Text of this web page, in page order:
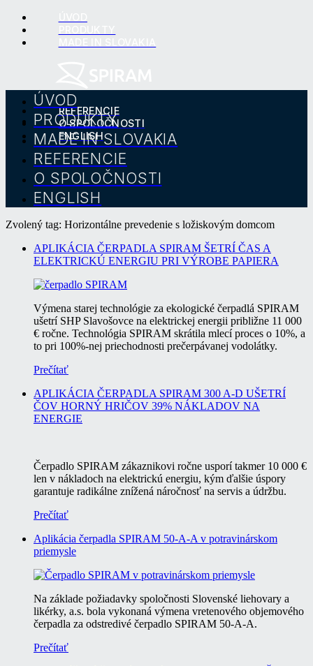
REFERENCIE
O SPOLOČNOSTI
ENGLISH
ÚVOD
PRODUKTY
MADE IN SLOVAKIA
REFERENCIE
O SPOLOČNOSTI
ENGLISH
Zvolený tag: Horizontálne prevedenie s ložiskovým domcom
APLIKÁCIA ČERPADLA SPIRAM ŠETRÍ ČAS A
ELEKTRICKÚ ENERGIU PRI VÝROBE PAPIERA
Výmena starej technológie za ekologické čerpadlá SPIRAM
ušetrí SHP Slavošovce na elektrickej energii približne 11 000
€ ročne. Technológia SPIRAM skrátila mlecí proces o 10%, a
to pri 100%-nej priechodnosti prečerpávanej vodolátky.
Prečítať
APLIKÁCIA ČERPADLA SPIRAM 300 A-D UŠETRÍ
ČOV HORNÝ HRIČOV 39% NÁKLADOV NA
ENERGIE
Čerpadlo SPIRAM zákaznikovi ročne usporí takmer 10 000 €
len v nákladoch na elektrickú energiu, kým ďalšie úspory
garantuje radikálne znížená náročnosť na servis a údržbu.
Prečítať
Aplikácia čerpadla SPIRAM 50-A-A v potravinárskom
priemysle
Na základe požiadavky spoločnosti Slovenské liehovary a
likérky, a.s. bola vykonaná výmena vretenového objemového
čerpadla za odstredivé čerpadlo SPIRAM 50-A-A.
Prečítať